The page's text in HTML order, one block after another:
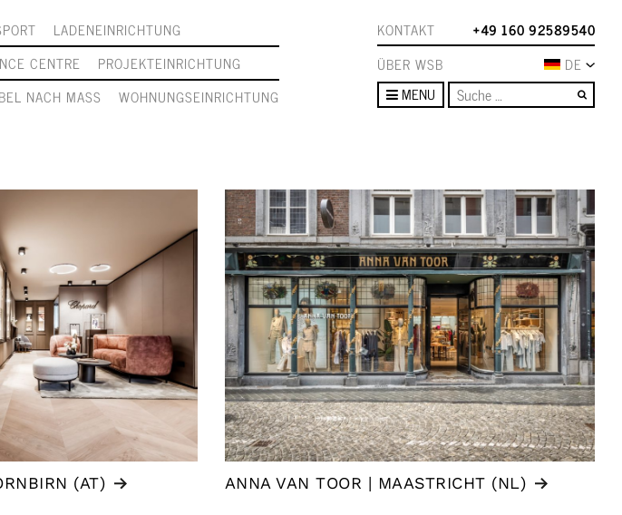
LADENEINRICHTUNG
CENTRE
PROJEKTEINRICHTUNG
NACH MASS WOHNUNGSEINRICHTUNG
KONTAKT
+49 160 92589540
ÜBER WSB
DE
MENU
(AT) ANNA VAN TOOR | MAASTRICHT (NL)